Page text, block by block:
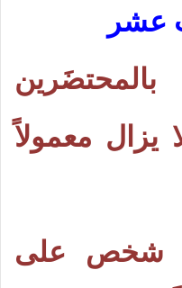
عشر
يزال معمولاً
شخص على